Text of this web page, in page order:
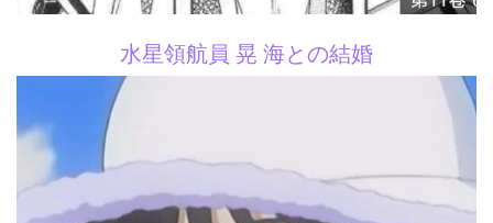
水星領航員 晃 海との結婚